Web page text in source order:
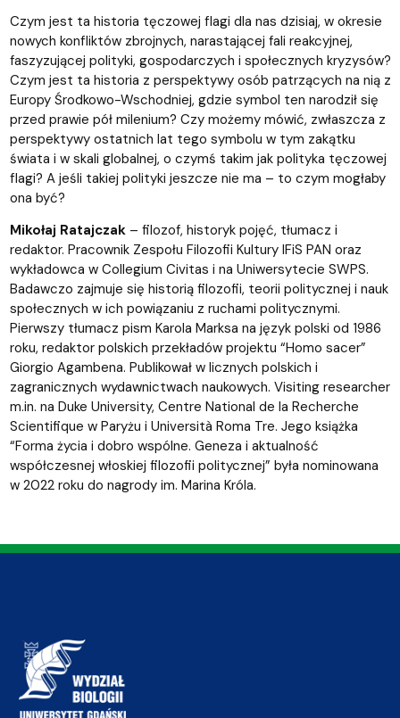
Czym jest ta historia tęczowej flagi dla nas dzisiaj, w okresie
nowych konfliktów zbrojnych, narastającej fali reakcyjnej,
faszyzującej polityki, gospodarczych i społecznych kryzysów?
Czym jest ta historia z perspektywy osób patrzących na nią z
Europy Środkowo-Wschodniej, gdzie symbol ten narodził się
przed prawie pół milenium? Czy możemy mówić, zwłaszcza z
perspektywy ostatnich lat tego symbolu w tym zakątku
świata i w skali globalnej, o czymś takim jak polityka tęczowej
flagi? A jeśli takiej polityki jeszcze nie ma – to czym mogłaby
ona być?
Mikołaj Ratajczak– filozof, historyk pojęć, tłumacz i
redaktor. Pracownik Zespołu Filozofii Kultury IFiS PAN oraz
wykładowca w Collegium Civitas i na Uniwersytecie SWPS.
Badawczo zajmuje się historią filozofii, teorii politycznej i nauk
społecznych w ich powiązaniu z ruchami politycznymi.
Pierwszy tłumacz pism Karola Marksa na język polski od 1986
roku, redaktor polskich przekładów projektu “Homo sacer”
Giorgio Agambena. Publikował w licznych polskich i
zagranicznych wydawnictwach naukowych. Visiting researcher
m.in. na Duke University, Centre National de la Recherche
Scientifique w Paryżu i Università Roma Tre. Jego książka
“Forma życia i dobro wspólne. Geneza i aktualność
współczesnej włoskiej filozofii politycznej” była nominowana
w 2022 roku do nagrody im. Marina Króla.